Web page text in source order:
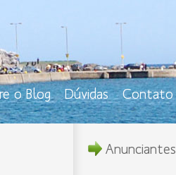
o Blog Dúvidas Contato
Anunciantes